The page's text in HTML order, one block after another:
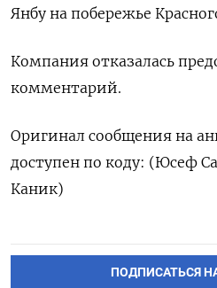
Янбу на побережье
Компания отказалась
⁠комментарий.
Оригинал сообщения на
‌доступен по коду: (Юсеф
Каник)
ПОДПИСАТЬСЯ